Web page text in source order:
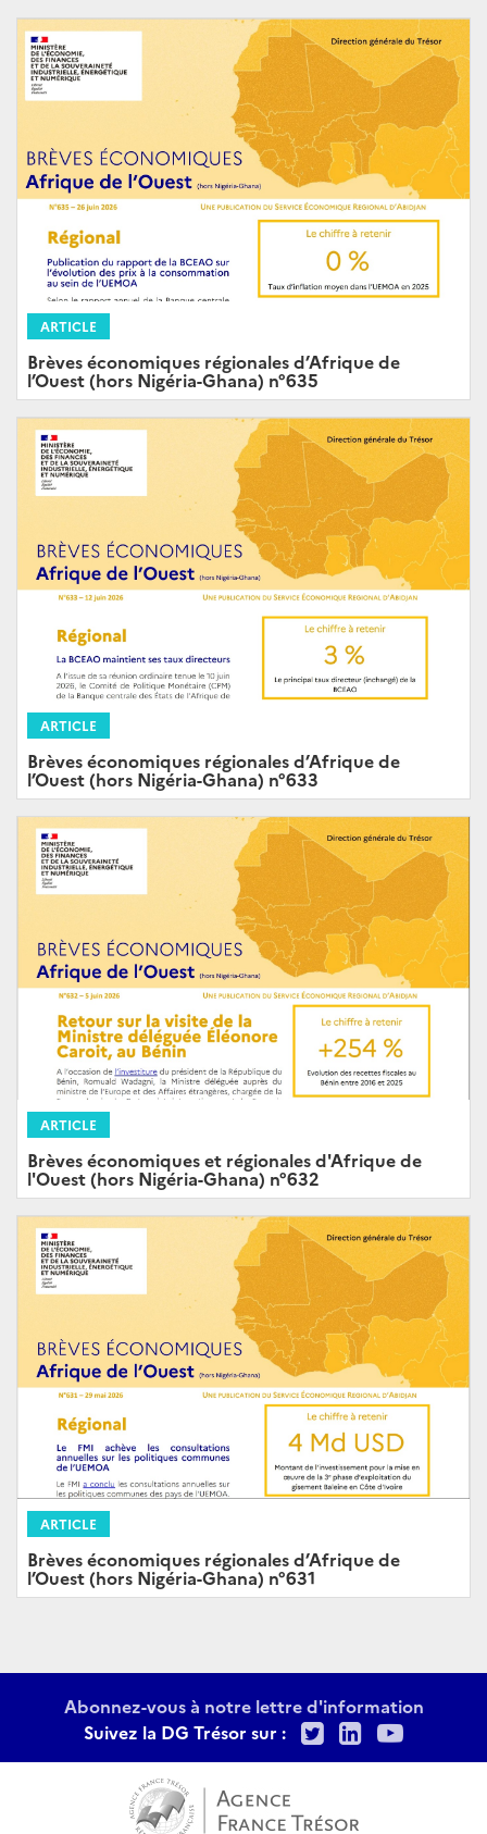
ARTICLE
Brèves économiques régionales d’Afrique de
l’Ouest (hors Nigéria-Ghana) n°635
ARTICLE
Brèves économiques régionales d’Afrique de
l’Ouest (hors Nigéria-Ghana) n°633
ARTICLE
Brèves économiques et régionales d'Afrique de
l'Ouest (hors Nigéria-Ghana) n°632
ARTICLE
Brèves économiques régionales d’Afrique de
l’Ouest (hors Nigéria-Ghana) n°631
Abonnez-vous à notre lettre d'information
Suivez la DG Trésor sur :
TwitterLinkedIn